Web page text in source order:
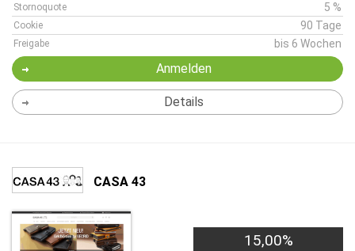
Stornoquote 5 %
Cookie 90 Tage
Freigabe bis 6 Wochen
Anmelden
Details
CASA 43
15,00%